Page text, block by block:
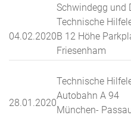
Schwindegg und
04.02.2020
Technische
B 12 Höhe
Friesenham
28.01.2020
Technische
Autobahn A 94
München-